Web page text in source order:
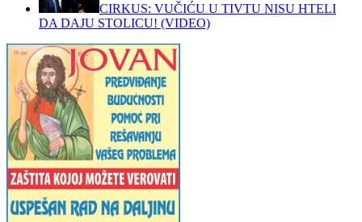
CIRKUS: VUČIĆU U TIVTU NISU HTELI
DA DAJU STOLICU! (VIDEO)